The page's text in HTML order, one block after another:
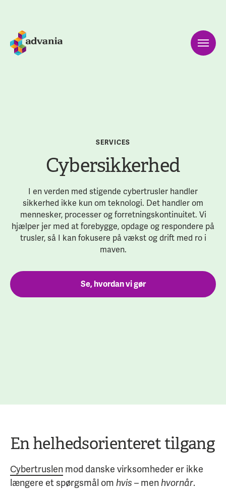
SERVICES
Cybersikkerhed
I en verden med stigende cybertrusler handler
sikkerhed ikke kun om teknologi. Det handler om
mennesker, processer og forretningskontinuitet. Vi
hjælper jer med at forebygge, opdage og respondere på
trusler, så I kan fokusere på vækst og drift med ro i
maven.
Se, hvordan vi gør
En helhedsorienteret tilgang
Cybertruslen mod danske virksomheder er ikke
længere et spørgsmål om hvis – menhvornår.